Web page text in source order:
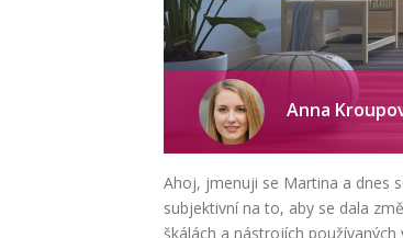
Anna
Ahoj, jmenuji se Martina a dnes
subjektivní na to, aby se dala
škálách a nástrojích